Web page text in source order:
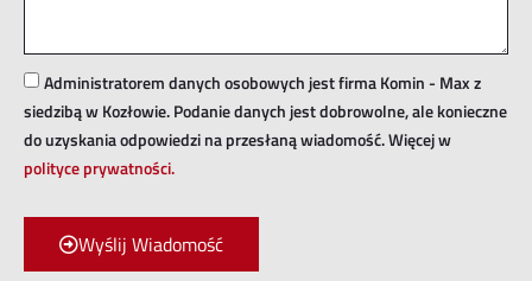
Administratorem danych osobowych jest firma Komin - Max z
siedzibą w Kozłowie. Podanie danych jest dobrowolne, ale konieczne
do uzyskania odpowiedzi na przesłaną wiadomość. Więcej w
polityce prywatności.
Wyślij Wiadomość